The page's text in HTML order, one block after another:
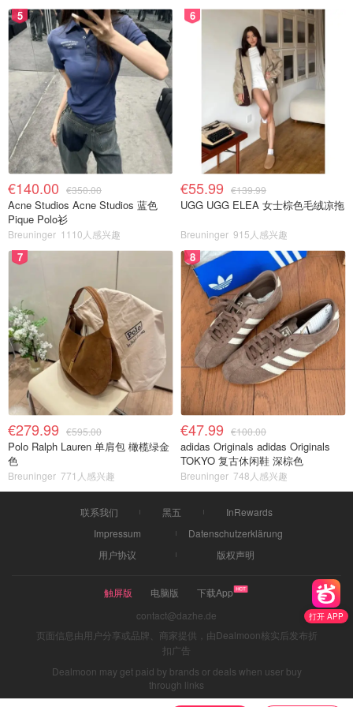
打开 APP
5
€140.00 €350.00
Acne Studios Acne Studios 蓝色
Pique Polo衫
Breuninger 1110人感兴趣
6
€55.99 €139.99
UGG UGG ELEA 女士棕色毛绒凉拖
Breuninger 915人感兴趣
7
€279.99 €595.00
Polo Ralph Lauren 单肩包 橄榄绿金
色
Breuninger 771人感兴趣
8
€47.99 €100.00
adidas Originals adidas Originals
TOKYO 复古休闲鞋 深棕色
Breuninger 748人感兴趣
联系我们 黑五
InRewards
Impressum
Datenschutzerklärung
用户协议
版权声明
触屏版 电脑版
下载App
contact@dazhe.de
页面信息由用户分享或品牌、商家提供，由Dealmoon核实后发布折
扣广告
Dealmoon may get paid by brands or deals when user buy
through links